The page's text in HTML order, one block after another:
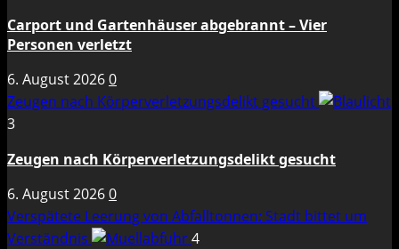
Carport und Gartenhäuser abgebrannt – Vier
Personen verletzt
6. August 20260
Zeugen nach Körperverletzungsdelikt gesucht
3
Zeugen nach Körperverletzungsdelikt gesucht
6. August 20260
Verspätete Leerung von Abfalltonnen: Stadt bittet um
Verständnis
4